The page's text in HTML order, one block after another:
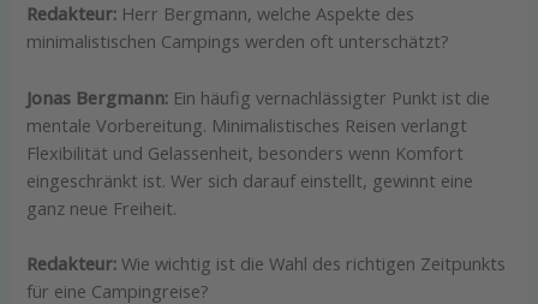
Redakteur: Herr Bergmann, welche Aspekte des
minimalistischen Campings werden oft unterschätzt?
Jonas Bergmann: Ein häufig vernachlässigter Punkt ist die
mentale Vorbereitung. Minimalistisches Reisen verlangt
Flexibilität und Gelassenheit, besonders wenn Komfort
eingeschränkt ist. Wer sich darauf einstellt, gewinnt eine
ganz neue Freiheit.
Redakteur: Wie wichtig ist die Wahl des richtigen Zeitpunkts
für eine Campingreise?